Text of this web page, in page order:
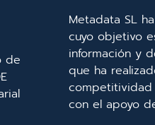
de
Metadata SL
cuyo objetivo
información y
que ha
competitividad
con el apoyo